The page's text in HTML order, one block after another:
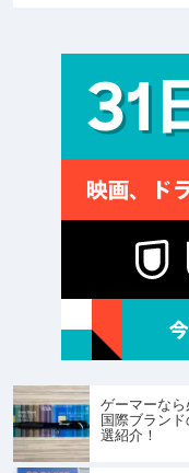
ゲーマーな
国際ブラン
選紹介！